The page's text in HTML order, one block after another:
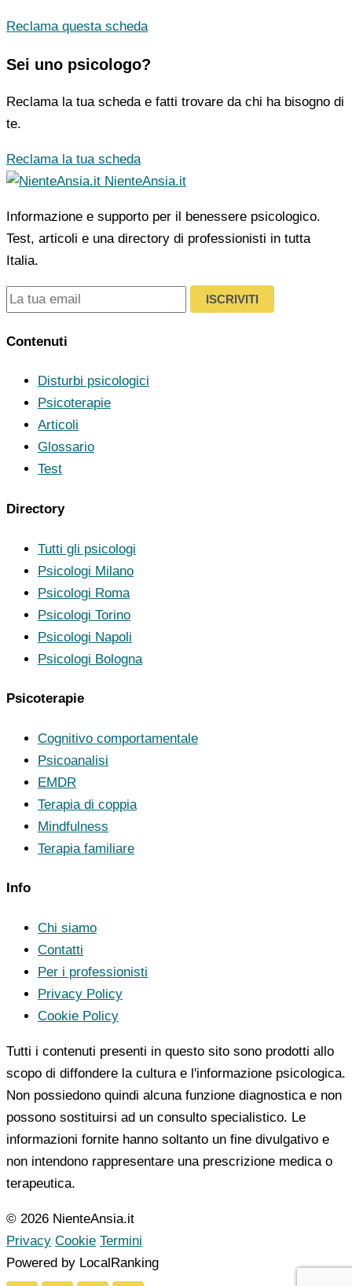
Reclama questa scheda
Sei uno psicologo?
Reclama la tua scheda e fatti trovare da chi ha bisogno di
te.
Reclama la tua scheda
NienteAnsia.it
Informazione e supporto per il benessere psicologico.
Test, articoli e una directory di professionisti in tutta
Italia.
ISCRIVITI
Contenuti
Disturbi psicologici
Psicoterapie
Articoli
Glossario
Test
Directory
Tutti gli psicologi
Psicologi Milano
Psicologi Roma
Psicologi Torino
Psicologi Napoli
Psicologi Bologna
Psicoterapie
Cognitivo comportamentale
Psicoanalisi
EMDR
Terapia di coppia
Mindfulness
Terapia familiare
Info
Chi siamo
Contatti
Per i professionisti
Privacy Policy
Cookie Policy
Tutti i contenuti presenti in questo sito sono prodotti allo
scopo di diffondere la cultura e l'informazione psicologica.
Non possiedono quindi alcuna funzione diagnostica e non
possono sostituirsi ad un consulto specialistico. Le
informazioni fornite hanno soltanto un fine divulgativo e
non intendono rappresentare una prescrizione medica o
terapeutica.
© 2026 NienteAnsia.it
Privacy Cookie Termini
Powered by LocalRanking